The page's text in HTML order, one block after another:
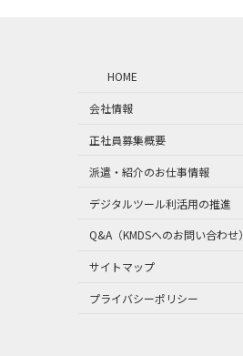
HOME
会社情報
正社員募集概要
派遣・紹介のお仕事情報
デジタルツール利活用の推進
Q&A（KMDSへのお問い合わせ）
サイトマップ
プライバシーポリシー